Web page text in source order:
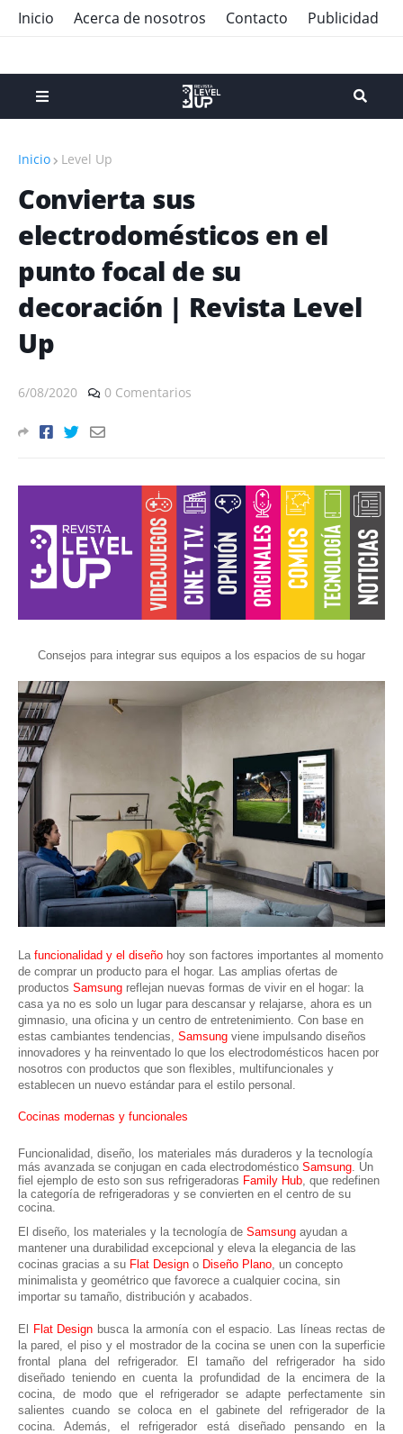
Inicio Acerca de nosotros Contacto Publicidad
Inicio Level Up
Convierta sus
electrodomésticos en el
punto focal de su
decoración | Revista Level
Up
6/08/2020 0 Comentarios
Consejos para integrar sus equipos a los espacios de su hogar
La funcionalidad y el diseño hoy son factores importantes al momento
de comprar un producto para el hogar. Las amplias ofertas de
productos Samsung reflejan nuevas formas de vivir en el hogar: la
casa ya no es solo un lugar para descansar y relajarse, ahora es un
gimnasio, una oficina y un centro de entretenimiento. Con base en
estas cambiantes tendencias, Samsung viene impulsando diseños
innovadores y ha reinventado lo que los electrodomésticos hacen por
nosotros con productos que son flexibles, multifuncionales y
establecen un nuevo estándar para el estilo personal.
Cocinas modernas y funcionales
Funcionalidad, diseño, los materiales más duraderos y la tecnología
más avanzada se conjugan en cada electrodoméstico Samsung. Un
fiel ejemplo de esto son sus refrigeradoras Family Hub, que redefinen
la categoría de refrigeradoras y se convierten en el centro de su
cocina.
El diseño, los materiales y la tecnología de Samsung ayudan a
mantener una durabilidad excepcional y eleva la elegancia de las
cocinas gracias a su Flat Design o Diseño Plano , un concepto
minimalista y geométrico que favorece a cualquier cocina, sin
importar su tamaño, distribución y acabados.
El Flat Design busca la armonía con el espacio. Las líneas rectas de
la pared, el piso y el mostrador de la cocina se unen con la superficie
frontal plana del refrigerador. El tamaño del refrigerador ha sido
diseñado teniendo en cuenta la profundidad de la encimera de la
cocina, de modo que el refrigerador se adapte perfectamente sin
salientes cuando se coloca en el gabinete del refrigerador de la
cocina. Además, el refrigerador está diseñado pensando en la